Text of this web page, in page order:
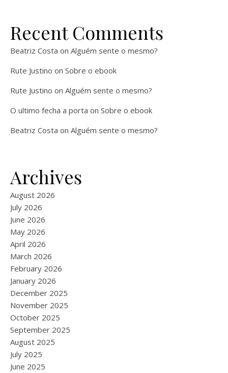
Recent Comments
Beatriz Costa on Alguém sente o mesmo?
Rute Justino on Sobre o ebook
Rute Justino on Alguém sente o mesmo?
O ultimo fecha a porta on Sobre o ebook
Beatriz Costa on Alguém sente o mesmo?
Archives
August 2026
July 2026
June 2026
May 2026
April 2026
March 2026
February 2026
January 2026
December 2025
November 2025
October 2025
September 2025
August 2025
July 2025
June 2025